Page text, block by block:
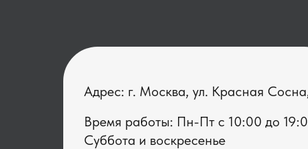
Адрес: г. Москва, ул. Красная
Время работы: Пн-Пт с 1 0:00 до
Суббота и воскресенье